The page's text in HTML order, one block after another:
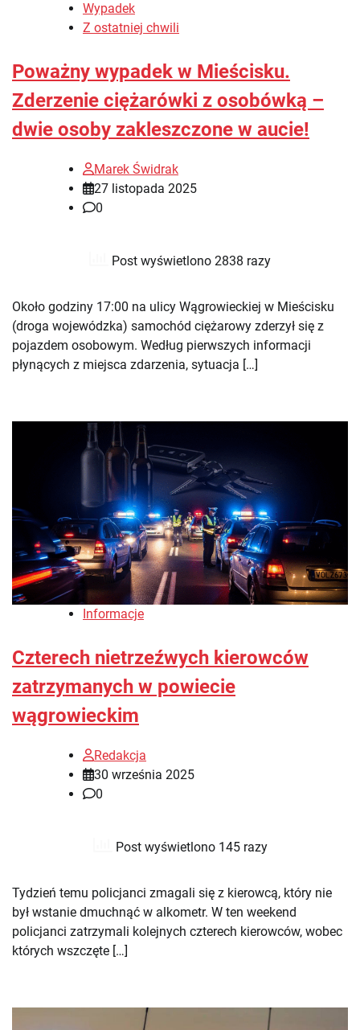
Wypadek
Z ostatniej chwili
Poważny wypadek w Mieścisku.
Zderzenie ciężarówki z osobówką –
dwie osoby zakleszczone w aucie!
Marek Świdrak
27 listopada 2025
0
Post wyświetlono 2838 razy
Około godziny 17:00 na ulicy Wągrowieckiej w Mieścisku
(droga wojewódzka) samochód ciężarowy zderzył się z
pojazdem osobowym. Według pierwszych informacji
płynących z miejsca zdarzenia, sytuacja […]
Informacje
Czterech nietrzeźwych kierowców
zatrzymanych w powiecie
wągrowieckim
Redakcja
30 września 2025
0
Post wyświetlono 145 razy
Tydzień temu policjanci zmagali się z kierowcą, który nie
był wstanie dmuchnąć w alkometr. W ten weekend
policjanci zatrzymali kolejnych czterech kierowców, wobec
których wszczęte […]